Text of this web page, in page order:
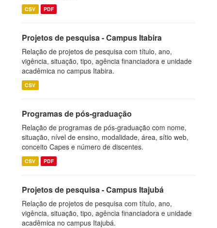
CSV PDF
Projetos de pesquisa - Campus Itabira
Relação de projetos de pesquisa com título, ano,
vigência, situação, tipo, agência financiadora e unidade
acadêmica no campus Itabira.
CSV
Programas de pós-graduação
Relação de programas de pós-graduação com nome,
situação, nível de ensino, modalidade, área, sítio web,
conceito Capes e número de discentes.
CSV PDF
Projetos de pesquisa - Campus Itajubá
Relação de projetos de pesquisa com título, ano,
vigência, situação, tipo, agência financiadora e unidade
acadêmica no campus Itajubá.